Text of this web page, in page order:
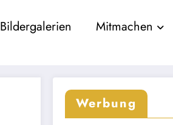
Bildergalerien Mitmachen
Werbung